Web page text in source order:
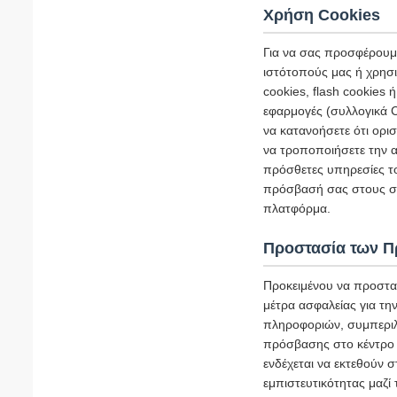
Χρήση Cookies
Για να σας
ιστότοπούς μας ή
cookies, flash cookies ή
εφαρμογές (συλλογικά
να κατανοήσετε ότι
να τροποποιήσετε την
πρόσθετες υπηρεσίες
πρόσβασή σας στους
πλατφόρμα.
Προστασία των
Προκειμένου να
μέτρα ασφαλείας για
πληροφοριών,
πρόσβασης στο κέντρο
ενδέχεται να
εμπιστευτικότητας